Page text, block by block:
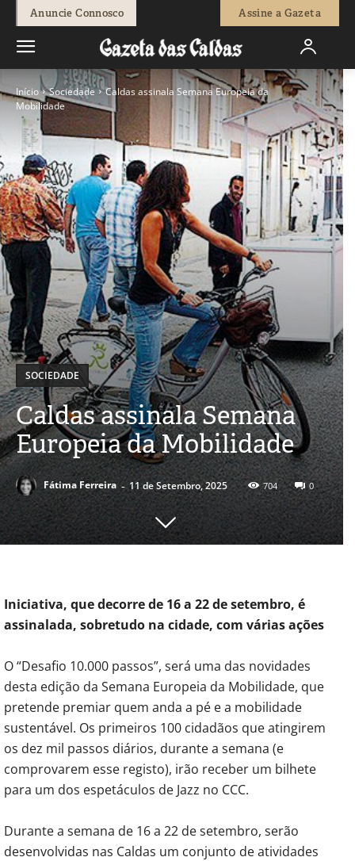
Anuncie Connosco Assine a Gazeta
Início Sociedade
Caldas assinala Semana Europeia da
Mobilidade
SOCIEDADE
Caldas assinala Semana
Europeia da Mobilidade
Fátima Ferreira - 11 de Setembro, 2025 704 0
Iniciativa, que decorre de 16 a 22 de setembro, é
assinalada, sobretudo na cidade, com várias ações
O “Desafio 10.000 passos”, será uma das novidades
desta edição da Semana Europeia da Mobilidade, que
pretende premiar quem anda a pé e a mobilidade
sustentável. Os primeiros 100 cidadãos que atingirem
os dez mil passos diários, durante a semana (e
comprovarem esse registo), irão receber um bilhete
para um dos espetáculos de Jazz no CCC.
Durante a semana de 16 a 22 de setembro, serão
desenvolvidas nas Caldas um conjunto de atividades